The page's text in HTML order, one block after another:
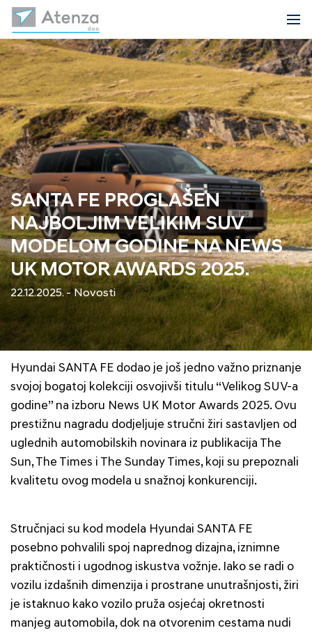
SANTA FE PROGLAŠEN
NAJBOLJIM VELIKIM SUV
MODELOM GODINE NA NEWS
UK MOTOR AWARDS 2025.
22.12.2025. - Novosti
Hyundai SANTA FE dodao je još jedno važno priznanje
svojoj bogatoj kolekciji osvojivši titulu “Velikog SUV-a
godine” na izboru News UK Motor Awards 2025. Ovu
prestižnu nagradu dodjeljuje stručni žiri sastavljen od
uglednih automobilskih novinara iz publikacija The
Sun, The Times i The Sunday Times, koji su prepoznali
kvalitetu ovog modela u snažnoj konkurenciji.
Stručnjaci su kod modela Hyundai SANTA FE
posebno pohvalili spoj naprednog dizajna, iznimne
praktičnosti i ugodnog iskustva vožnje. Iako se radi o
vozilu izdašnih dimenzija i prostrane unutrašnjosti, žiri
je istaknuo kako vozilo pruža osjećaj okretnosti
manjeg automobila, dok na otvorenim cestama nudi